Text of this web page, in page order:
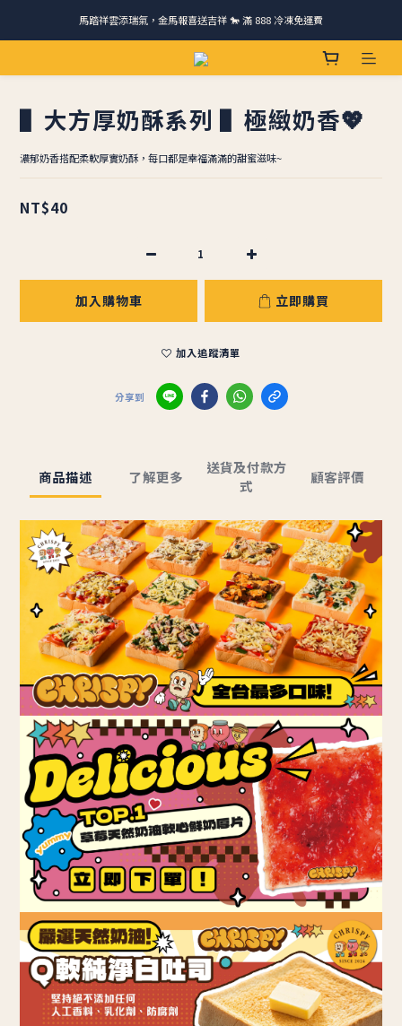
請跟我們一起旅行! 加入官方LINE領取50元優惠卷 🎁
馬踏祥雲添瑞氣，金馬報喜送吉祥 🐎 滿 888 冷凍免運費
ＣＨＲＩＳＰＹ會員好禮｜集點換購物金+生日禮，獨家優惠不錯過！
▌大方厚奶酥系列 ▌極緻奶香💖
濃郁奶香搭配柔軟厚實奶酥，每口都是幸福滿滿的甜蜜滋味~
NT$40
加入購物車 立即購買
加入追蹤清單
分享到
商品描述 了解更多
送貨及付款方
式
顧客評價